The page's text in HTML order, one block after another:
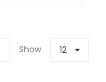
Show 12